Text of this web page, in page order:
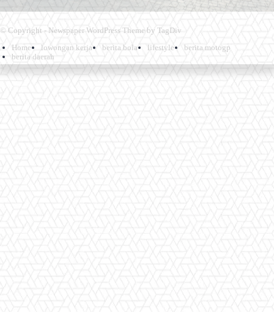
© Copyright - Newspaper WordPress Theme by TagDiv
Home
lowongan kerja berita bola lifestyle
berita motogp
berita daerah